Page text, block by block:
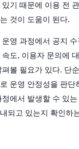
기 때문에 이용 전
것이 도움이 된다.
운영 과정에서 공지 수
속도, 이용자 문의에
펴볼 필요가 있다. 단
운영 안정성을 판단
정에서 발생할 수 있
되고 있는지 확인하